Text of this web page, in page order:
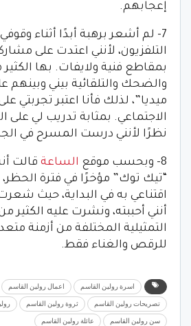
إعجابهم.
7- لم أشعر برهبة أبدًا أثناء
التلفزيون، لأنني اعتدت على
بمقاطع فنية ولايفات. بها الكثير
والضحك والتلقائية بيني وبينهم
ميديا”، لذلك فأنا اعتبر تجربتي
الاجتماعي. بمثابة تدريب لي على
نظرًا لأنني درست المسرح في
8- وبحسب موقع الساعة قالت
“تيك توك” مؤخرًا في فترة
اقتناعي به في البداية، حيث شعرت
أنني أحببته، ونشرت عليه الكثير
التمثيلية المختلفة من أزمنة
للرقص والغناء فقط.
اسرة رولين القاسم اعمال رولين القاسم
تصريحات رولين القاسم ثروة رولين القاسم
سن رولين القاسم عائلة رولين القاسم